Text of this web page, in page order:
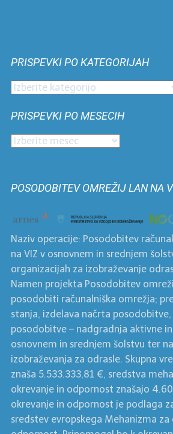
PRISPEVKI PO KATEGORIJAH
Prispevki
kategorijah
PRISPEVKI PO MESECIH
Prispevki
POSODOBITEV OMREŽIJ LAN NA
Naziv operacije: Posodobitev
na VIZ v osnovnem in srednjem
organizacijah za izobraževanje
Namen projekta Posodobitev
posodobiti računalniška omrežja;
stanja, izdelava načrta posodobitve,
posodobitve – nadgradnja aktivne
osnovnem in srednjem šolstvu ter
izobraževanja za odrasle. Skupna
znaša 5.533.333,81 €, sredstva
okrevanje in odpornost znašajo
okrevanje in odpornost je podlaga
sredstev evropskega Mehanizma za